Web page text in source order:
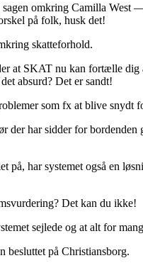
omkring Camilla
på folk, husk det!
skatteforhold.
at SKAT nu kan fortælle
absurd? Det er sandt!
som fx at blive
der har sidder for
på, har systemet også en
Det kan du ikke!
sejlede og at alt for
besluttet på Christiansborg.